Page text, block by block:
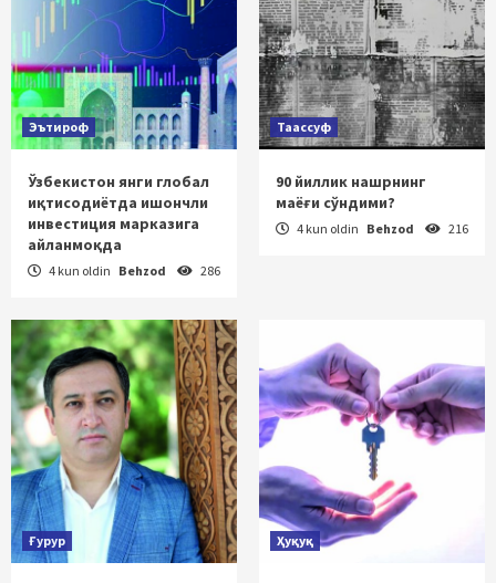
Эътироф
Ўзбекистон янги глобал
иқтисодиётда ишончли
инвестиция марказига
айланмоқда
4 kun oldin Behzod 286
Таассуф
90 йиллик нашрнинг
маёғи сўндими?
4 kun oldin Behzod 216
Ғурур Ҳуқуқ